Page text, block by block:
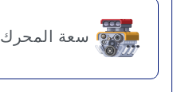
سعة المحرك